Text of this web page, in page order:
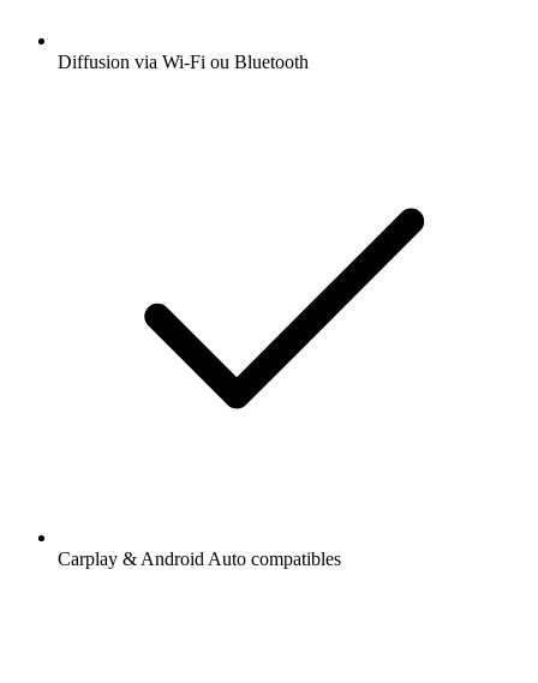
Diffusion via Wi-Fi ou Bluetooth
Carplay & Android Auto compatibles